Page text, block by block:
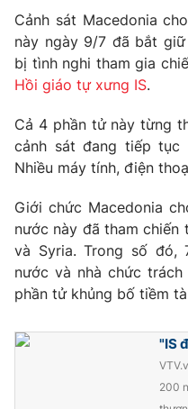
Thế giới đó đây
Câu chuyện quốc tế
Kinh tế
Tài chính
Thị trường
Góc doanh nghiệp
Dữ liệu và đời sống
Truyền hình
Phim VTV
Hậu trường
Nhân vật
Khán giả
Giải sao mai
Giải trí
Điện ảnh
Âm nhạc
Sao
Đời sống
Du lịch
Làm đẹp
Chất lượng cuộc sống
Giáo dục
Công nghệ
Hitech Công nghệ tương
Giao lưu trực tuyến
Cảnh sát Macedonia
này ngày 9/7 đã bắt
bị tình nghi tham gia
Hồi giáo tự xưng IS.
Cả 4 phần tử này từng
cảnh sát đang tiếp
Nhiều máy tính, điện
Giới chức Macedonia
nước này đã tham chiến
và Syria. Trong số
nước và nhà chức
phần tử khủng bố tiềm
"IS
200